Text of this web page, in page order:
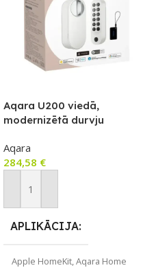
Aqara U200 viedā,
modernizētā durvju
Matter, balta
Aqara
284,58 €
Pievienot Grozam
APLIKĀCIJA
Apple HomeKit,Aqara Home